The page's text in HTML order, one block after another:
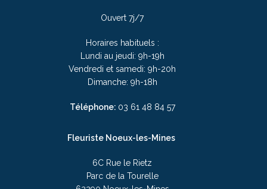
Ouvert 7j/7
Horaires habituels :
Lundi au jeudi: 9h-19h
Vendredi et samedi: 9h-20h
Dimanche: 9h-18h
Téléphone: 03 61 48 84 57
Fleuriste Noeux-les-Mines
6C Rue le Rietz
Parc de la Tourelle